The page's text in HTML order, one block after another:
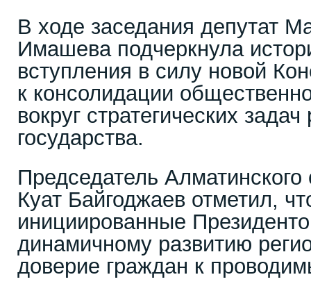
В ходе заседания депутат
Имашева подчеркнула
вступления в силу новой
к консолидации
вокруг стратегических задач
государства.
Председатель
Куат Байгоджаев отметил,
инициированные
динамичному развитию
доверие граждан к